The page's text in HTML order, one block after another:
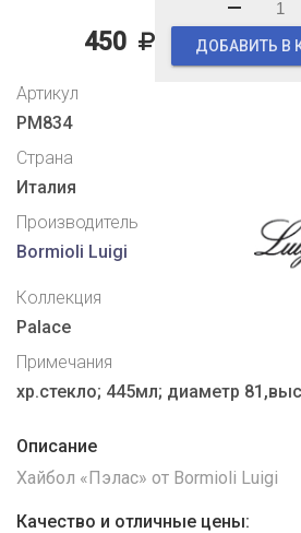
450 ДОБАВИТЬ В
Артикул
PM834
Страна
Италия
Производитель
Bormioli Luigi
Коллекция
Palaсe
Примечания
хр.стекло; 445мл; диаметр
Описание
Хайбол «Пэлас» от Bormioli Luigi
Качество и отличные цены: